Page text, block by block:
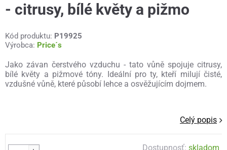
- citrusy, bílé květy a pižmo
Kód produktu: P19925
Výrobca: Price´s
Jako závan čerstvého vzduchu - tato vůně spojuje citrusy,
bílé květy a pižmové tóny. Ideální pro ty, kteří milují čisté,
vzdušné vůně, které působí lehce a osvěžujícím dojmem.
Celý popis
Dostupnosť:skladom